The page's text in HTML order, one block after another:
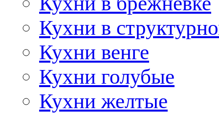
Кухни в
Кухни венге
Кухни голубые
Кухни желтые